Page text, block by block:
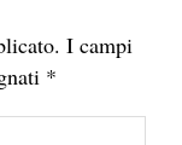
I campi
*